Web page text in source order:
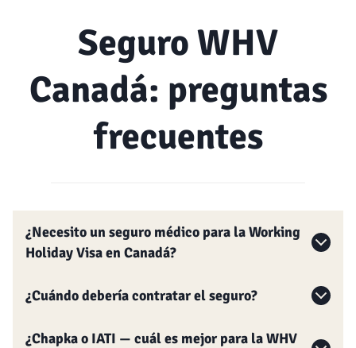
Seguro WHV
Canadá: preguntas
frecuentes
¿Necesito un seguro médico para la Working
Holiday Visa en Canadá?
¿Cuándo debería contratar el seguro?
¿Chapka o IATI — cuál es mejor para la WHV